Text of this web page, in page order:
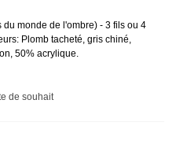
monde de l'ombre) - 3 fils ou 4
Plomb tacheté, gris chiné,
50% acrylique.
de souhait